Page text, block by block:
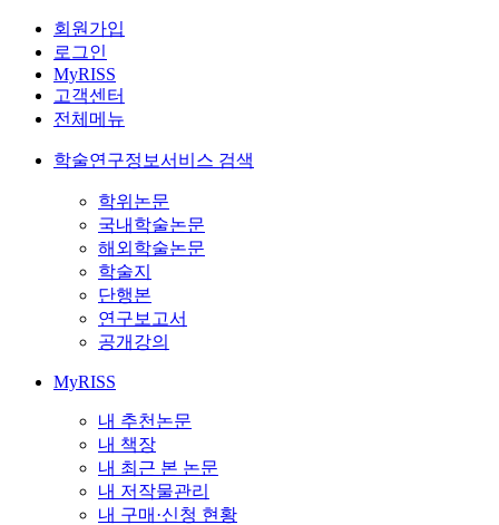
회원가입
로그인
MyRISS
고객센터
전체메뉴
학술연구정보서비스 검색
학위논문
국내학술논문
해외학술논문
학술지
단행본
연구보고서
공개강의
MyRISS
내 추천논문
내 책장
내 최근 본 논문
내 저작물관리
내 구매·신청 현황